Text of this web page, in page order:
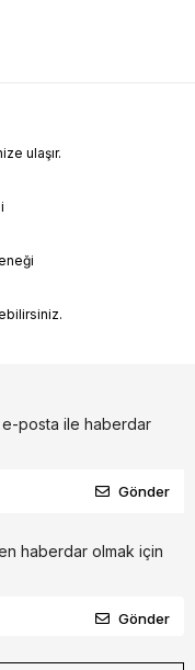
ulaşır.
posta ile haberdar
Gönder
haberdar olmak için
Gönder